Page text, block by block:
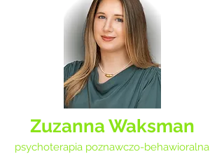
Zuzanna Waksman
psychoterapia poznawczo-behawioralna